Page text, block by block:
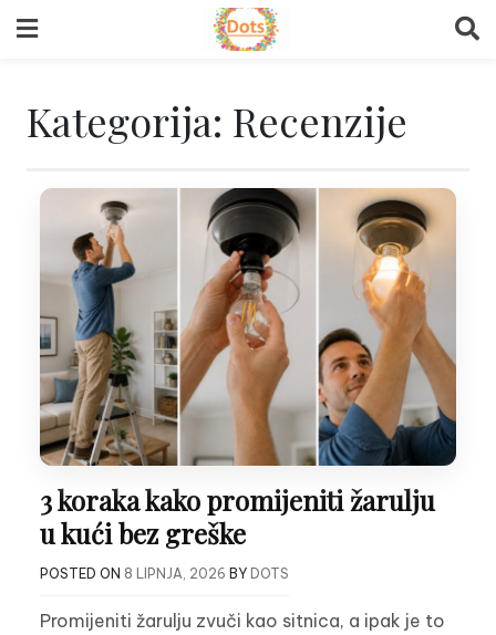
to
Kategorija: Recenzije
3 koraka kako promijeniti žarulju
u kući bez greške
POSTED ON 8 LIPNJA, 2026 BY DOTS
Promijeniti žarulju zvuči kao sitnica, a ipak je to